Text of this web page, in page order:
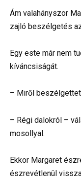
Ám valahányszor
zajló beszélgetés
Egy este már nem
kíváncsiságát.
– Miről
– Régi dalokról –
mosollyal.
Ekkor Margaret
észrevétlenül